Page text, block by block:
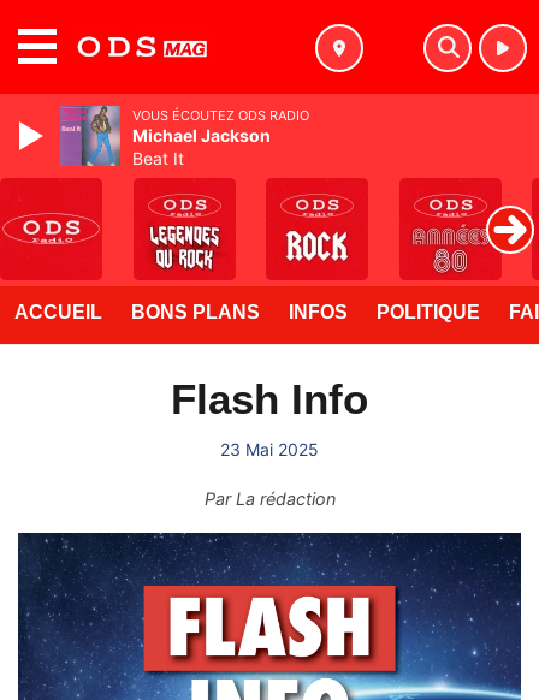
ACCUEIL BONS PLANS INFOS POLITIQUE
Flash Info
23 Mai 2025
ParLa rédaction
VOUS ÉCOUTEZ ODS RADIO
Michael Jackson
Beat It